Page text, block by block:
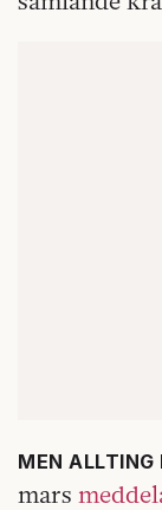
MEN ALLTING
mars